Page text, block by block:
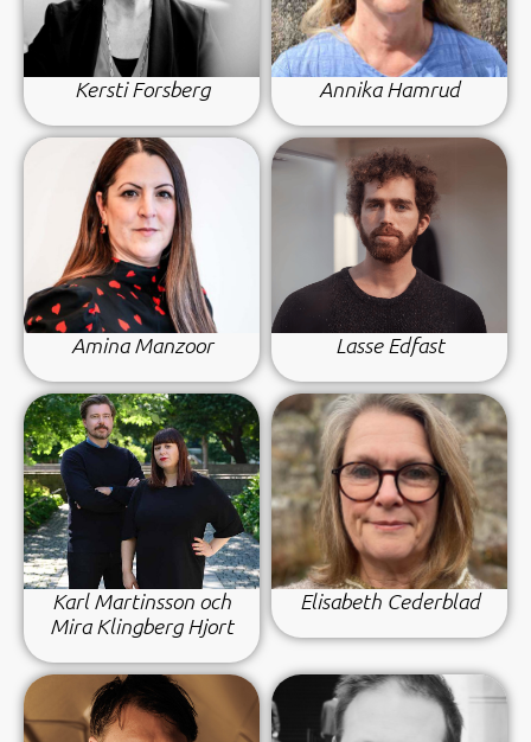
Kersti Forsberg Annika Hamrud
Amina Manzoor Lasse Edfast
Karl Martinsson och
Mira Klingberg Hjort
Elisabeth Cederblad